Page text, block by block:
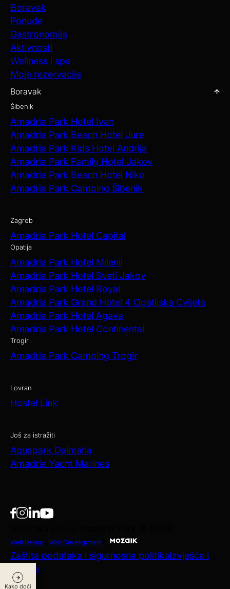
Kako doći
Boravak
Ponude
Gastronomija
Aktivnosti
Wellness i spa
Moje rezervacije
Boravak
Šibenik
Amadria Park Hotel Ivan
Amadria Park Beach Hotel Jure
Amadria Park Kids Hotel Andrija
Amadria Park Family Hotel Jakov
Amadria Park Beach Hotel Niko
Amadria Park Camping Šibenik
Zagreb
Amadria Park Hotel Capital
Opatija
Amadria Park Hotel Milenij
Amadria Park Hotel Sveti Jakov
Amadria Park Hotel Royal
Amadria Park Grand Hotel 4 Opatijska Cvijeta
Amadria Park Hotel Agava
Amadria Park Hotel Continental
Trogir
Amadria Park Camping Trogir
Lovran
Hostel Link
Još za istražiti
Aquapark Dalmatia
Amadria Yacht Marines
Web Design Web Development
Zaštita podataka i sigurnosna politikaIzvješća i
objave